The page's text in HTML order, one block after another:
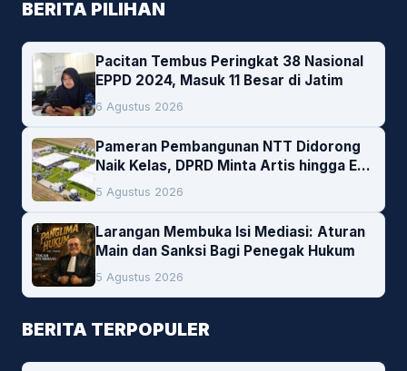
BERITA PILIHAN
Pacitan Tembus Peringkat 38 Nasional
EPPD 2024, Masuk 11 Besar di Jatim
6 Agustus 2026
Pameran Pembangunan NTT Didorong
Naik Kelas, DPRD Minta Artis hingga EO
Lokal Jadi Prioritas
5 Agustus 2026
Larangan Membuka Isi Mediasi: Aturan
Main dan Sanksi Bagi Penegak Hukum
5 Agustus 2026
BERITA TERPOPULER